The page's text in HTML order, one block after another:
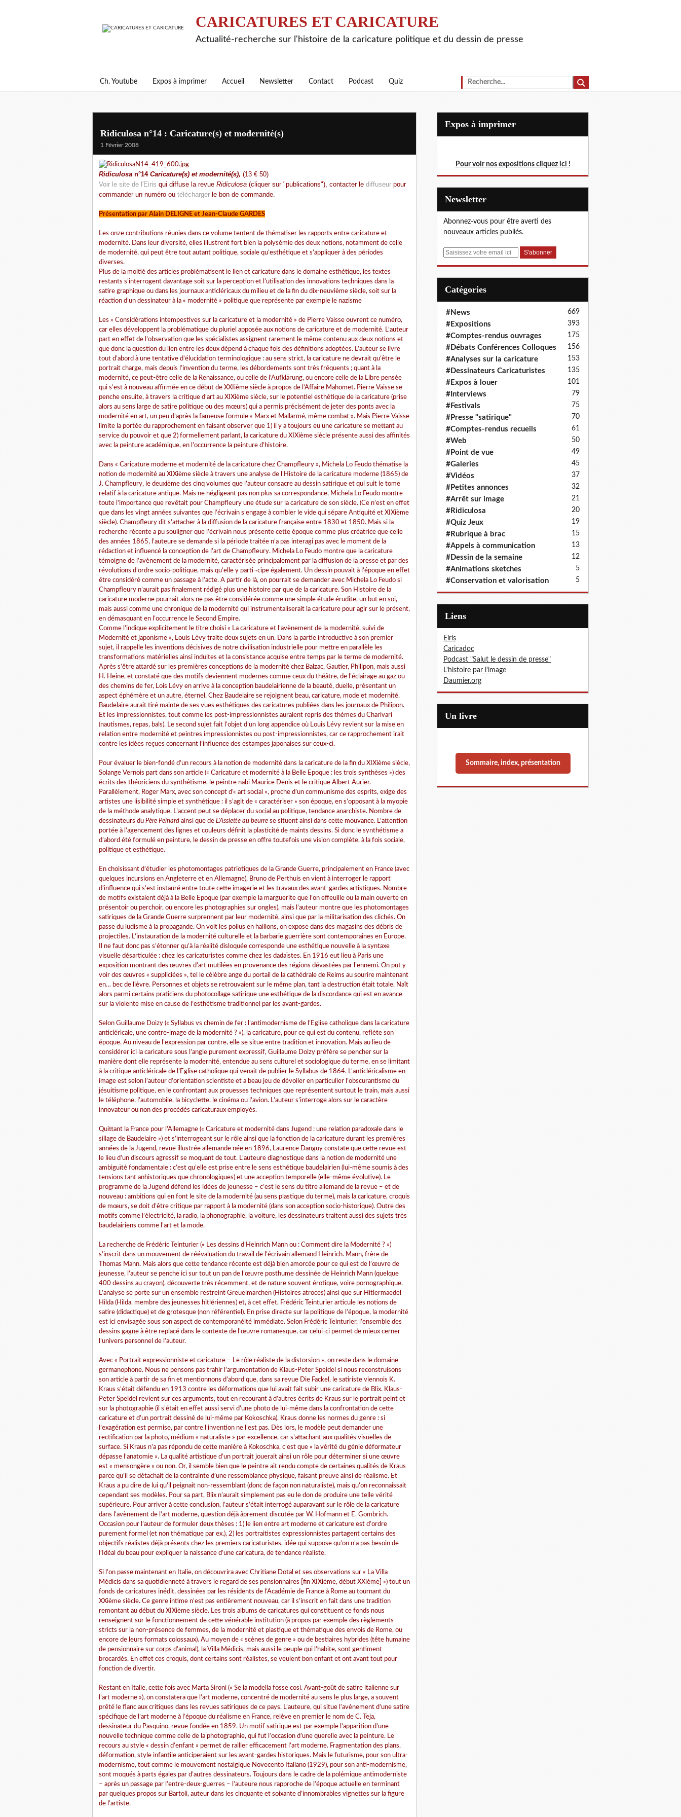
CARICATURES ET CARICATURE
Actualité-recherche sur l'histoire de la caricature politique et du dessin de presse
Ch. Youtube Expos à imprimer Accueil Newsletter Contact Podcast Quiz
Ridiculosa n°14 : Caricature(s) et modernité(s)
1 Février 2008
Ridiculosa n°14 Caricature(s) et modernité(s), (13 € 50)
Voir le site de l'Eiris qui diffuse la revue Ridiculosa (cliquer sur "publications"), contacter le diffuseur pour
commander un numéro ou télécharger le bon de commande.
Présentation par Alain DELIGNE et Jean-Claude GARDES
Les onze contributions réunies dans ce volume tentent de thématiser les rapports entre caricature et
modernité. Dans leur diversité, elles illustrent fort bien la polysémie des deux notions, notamment de celle
de modernité, qui peut être tout autant politique, sociale qu’esthétique et s’appliquer à des périodes
diverses.
Plus de la moitié des articles problématisent le lien et caricature dans le domaine esthétique, les textes
restants s’interrogent davantage soit sur la perception et l’utilisation des innovations techniques dans la
satire graphique ou dans les journaux anticléricaux du milieu et de la fin du dix-neuvième siècle, soit sur la
réaction d’un dessinateur à la « modernité » politique que représente par exemple le nazisme
Les « Considérations intempestives sur la caricature et la modernité » de Pierre Vaisse ouvrent ce numéro,
car elles développent la problématique du pluriel apposée aux notions de caricature et de modernité. L’auteur
part en effet de l’observation que les spécialistes assignent rarement le même contenu aux deux notions et
que donc la question du lien entre les deux dépend à chaque fois des définitions adoptées. L’auteur se livre
tout d’abord à une tentative d’élucidation terminologique : au sens strict, la caricature ne devrait qu’être le
portrait charge, mais depuis l’invention du terme, les débordements sont très fréquents ; quant à la
modernité, ce peut-être celle de la Renaissance, ou celle de l’Aufklärung, ou encore celle de la Libre pensée
qui s’est à nouveau affirmée en ce début de XXIième siècle à propos de l’Affaire Mahomet. Pierre Vaisse se
penche ensuite, à travers la critique d’art au XIXième siècle, sur le potentiel esthétique de la caricature (prise
alors au sens large de satire politique ou des mœurs) qui a permis précisément de jeter des ponts avec la
modernité en art, un peu d’après la fameuse formule « Marx et Mallarmé, même combat ». Mais Pierre Vaisse
limite la portée du rapprochement en faisant observer que 1) il y a toujours eu une caricature se mettant au
service du pouvoir et que 2) formellement parlant, la caricature du XIXième siècle présente aussi des affinités
avec la peinture académique, en l’occurrence la peinture d’histoire.
Dans « Caricature moderne et modernité de la caricature chez Champfleury », Michela Lo Feudo thématise la
notion de modernité au XIXième siècle à travers une analyse de l’Histoire de la caricature moderne (1865) de
J. Champfleury, le deuxième des cinq volumes que l’auteur consacre au dessin satirique et qui suit le tome
relatif à la caricature antique. Mais ne négligeant pas non plus sa correspondance, Michela Lo Feudo montre
toute l’importance que revêtait pour Champfleury une étude sur la caricature de son siècle. (Ce n’est en effet
que dans les vingt années suivantes que l’écrivain s’engage à combler le vide qui sépare Antiquité et XIXième
siècle). Champfleury dit s’attacher à la diffusion de la caricature française entre 1830 et 1850. Mais si la
recherche récente a pu souligner que l’écrivain nous présente cette époque comme plus créatrice que celle
des années 1865, l’auteure se demande si la période traitée n’a pas interagi pas avec le moment de la
rédaction et influencé la conception de l’art de Champfleury. Michela Lo Feudo montre que la caricature
témoigne de l’avènement de la modernité, caractérisée principalement par la diffusion de la presse et par des
révolutions d’ordre socio-politique, mais qu’elle y parti¬cipe également. Un dessin pouvait à l’époque en effet
être considéré comme un passage à l’acte. A partir de là, on pourrait se demander avec Michela Lo Feudo si
Champfleury n’aurait pas finalement rédigé plus une histoire par que de la caricature. Son Histoire de la
caricature moderne pourrait alors ne pas être considérée comme une simple étude érudite, un but en soi,
mais aussi comme une chronique de la modernité qui instrumentaliserait la caricature pour agir sur le présent,
en démasquant en l’occurrence le Second Empire.
Comme l’indique explicitement le titre choisi « La caricature et l’avènement de la modernité, suivi de
Modernité et japonisme », Louis Lévy traite deux sujets en un. Dans la partie introductive à son premier
sujet, il rappelle les inventions décisives de notre civilisation industrielle pour mettre en parallèle les
transformations matérielles ainsi induites et la consistance acquise entre temps par le terme de modernité.
Après s’être attardé sur les premières conceptions de la modernité chez Balzac, Gautier, Philipon, mais aussi
H. Heine, et constaté que des motifs deviennent modernes comme ceux du théâtre, de l’éclairage au gaz ou
des chemins de fer, Lois Lévy en arrive à la conception baudelairienne de la beauté, duelle, présentant un
aspect éphémère et un autre, éternel. Chez Baudelaire se rejoignent beau, caricature, mode et modernité.
Baudelaire aurait tiré mainte de ses vues esthétiques des caricatures publiées dans les journaux de Philipon.
Et les impressionnistes, tout comme les post-impressionnistes auraient repris des thèmes du Charivari
(nautismes, repas, bals). Le second sujet fait l’objet d’un long appendice où Louis Lévy revient sur la mise en
relation entre modernité et peintres impressionnistes ou post-impressionnistes, car ce rapprochement irait
contre les idées reçues concernant l’influence des estampes japonaises sur ceux-ci.
Pour évaluer le bien-fondé d’un recours à la notion de modernité dans la caricature de la fin du XIXième siècle,
Solange Vernois part dans son article (« Caricature et modernité à la Belle Epoque : les trois synthèses ») des
écrits des théoriciens du synthétisme, le peintre nabi Maurice Denis et le critique Albert Aurier.
Parallèlement, Roger Marx, avec son concept d’« art social », proche d’un communisme des esprits, exige des
artistes une lisibilité simple et synthétique : il s’agit de « caractériser » son époque, en s’opposant à la myopie
de la méthode analytique. L’accent peut se déplacer du social au politique, tendance anarchiste. Nombre de
dessinateurs du Père Peinard ainsi que de L’Assiette au beurre se situent ainsi dans cette mouvance. L’attention
portée à l’agencement des lignes et couleurs définit la plasticité de maints dessins. Si donc le synthétisme a
d’abord été formulé en peinture, le dessin de presse en offre toutefois une vision complète, à la fois sociale,
politique et esthétique.
En choisissant d’étudier les photomontages patriotiques de la Grande Guerre, principalement en France (avec
quelques incursions en Angleterre et en Allemagne), Bruno de Perthuis en vient à interroger le rapport
d’influence qui s’est instauré entre toute cette imagerie et les travaux des avant-gardes artistiques. Nombre
de motifs existaient déjà à la Belle Epoque (par exemple la marguerite que l’on effeuille ou la main ouverte en
présentoir ou perchoir, ou encore les photographies sur ongles), mais l’auteur montre que les photomontages
satiriques de la Grande Guerre surprennent par leur modernité, ainsi que par la militarisation des clichés. On
passe du ludisme à la propagande. On voit les poilus en haillons, on expose dans des magasins des débris de
projectiles. L’instauration de la modernité culturelle et la barbarie guerrière sont contemporaines en Europe.
Il ne faut donc pas s’étonner qu’à la réalité disloquée corresponde une esthétique nouvelle à la syntaxe
visuelle désarticulée : chez les caricaturistes comme chez les dadaïstes. En 1916 eut lieu à Paris une
exposition montrant des œuvres d’art mutilées en provenance des régions dévastées par l’ennemi. On put y
voir des œuvres « suppliciées », tel le célèbre ange du portail de la cathédrale de Reims au sourire maintenant
en… bec de lièvre. Personnes et objets se retrouvaient sur le même plan, tant la destruction était totale. Naît
alors parmi certains praticiens du photocollage satirique une esthétique de la discordance qui est en avance
sur la violente mise en cause de l’esthétisme traditionnel par les avant-gardes.
Selon Guillaume Doizy (« Syllabus vs chemin de fer : l’antimodernisme de l’Eglise catholique dans la caricature
anticléricale, une contre-image de la modernité ? »), la caricature, pour ce qui est du contenu, reflète son
époque. Au niveau de l’expression par contre, elle se situe entre tradition et innovation. Mais au lieu de
considérer ici la caricature sous l’angle purement expressif, Guillaume Doizy préfère se pencher sur la
manière dont elle représente la modernité, entendue au sens culturel et sociologique du terme, en se limitant
à la critique anticléricale de l’Eglise catholique qui venait de publier le Syllabus de 1864. L’anticléricalisme en
image est selon l’auteur d’orientation scientiste et a beau jeu de dévoiler en particulier l’obscurantisme du
jésuitisme politique, en le confrontant aux prouesses techniques que représentent surtout le train, mais aussi
le téléphone, l’automobile, la bicyclette, le cinéma ou l’avion. L’auteur s’interroge alors sur le caractère
innovateur ou non des procédés caricaturaux employés.
Quittant la France pour l’Allemagne (« Caricature et modernité dans Jugend : une relation paradoxale dans le
sillage de Baudelaire ») et s’interrogeant sur le rôle ainsi que la fonction de la caricature durant les premières
années de la Jugend, revue illustrée allemande née en 1896, Laurence Danguy constate que cette revue est
le lieu d’un discours agressif se moquant de tout. L’auteure diagnostique dans la notion de modernité une
ambiguïté fondamentale : c’est qu’elle est prise entre le sens esthétique baudelairien (lui-même soumis à des
tensions tant anhistoriques que chronologiques) et une acception temporelle (elle-même évolutive). Le
programme de la Jugend défend les idées de jeunesse – c’est le sens du titre allemand de la revue – et de
nouveau : ambitions qui en font le site de la modernité (au sens plastique du terme), mais la caricature, croquis
de mœurs, se doit d’être critique par rapport à la modernité (dans son acception socio-historique). Outre des
motifs comme l’électricité, la radio, la phonographie, la voiture, les dessinateurs traitent aussi des sujets très
baudelairiens comme l’art et la mode.
La recherche de Frédéric Teinturier (« Les dessins d’Heinrich Mann ou : Comment dire la Modernité ? »)
s’inscrit dans un mouvement de réévaluation du travail de l’écrivain allemand Heinrich. Mann, frère de
Thomas Mann. Mais alors que cette tendance récente est déjà bien amorcée pour ce qui est de l’œuvre de
jeunesse, l’auteur se penche ici sur tout un pan de l’œuvre posthume dessinée de Heinrich Mann (quelque
400 dessins au crayon), découverte très récemment, et de nature souvent érotique, voire pornographique.
L’analyse se porte sur un ensemble restreint Greuelmärchen (Histoires atroces) ainsi que sur Hitlermaedel
Hilda (Hilda, membre des jeunesses hitlériennes) et, à cet effet, Frédéric Teinturier articule les notions de
satire (didactique) et de grotesque (non référentiel). En prise directe sur la politique de l’époque, la modernité
est ici envisagée sous son aspect de contemporanéité immédiate. Selon Frédéric Teinturier, l’ensemble des
dessins gagne à être replacé dans le contexte de l’œuvre romanesque, car celui-ci permet de mieux cerner
l’univers personnel de l’auteur.
Avec « Portrait expressionniste et caricature – Le rôle réaliste de la distorsion », on reste dans le domaine
germanophone. Nous ne pensons pas trahir l’argumentation de Klaus-Peter Speidel si nous reconstruisons
son article à partir de sa fin et mentionnons d’abord que, dans sa revue Die Fackel, le satiriste viennois K.
Kraus s’était défendu en 1913 contre les déformations que lui avait fait subir une caricature de Blix. Klaus-
Peter Speidel revient sur ces arguments, tout en recourant à d’autres écrits de Kraus sur le portrait peint et
sur la photographie (il s’était en effet aussi servi d’une photo de lui-même dans la confrontation de cette
caricature et d’un portrait dessiné de lui-même par Kokoschka). Kraus donne les normes du genre : si
l’exagération est permise, par contre l’invention ne l’est pas. Dès lors, le modèle peut demander une
rectification par la photo, médium « naturaliste » par excellence, car s’attachant aux qualités visuelles de
surface. Si Kraus n’a pas répondu de cette manière à Kokoschka, c’est que « la vérité du génie déformateur
dépasse l’anatomie ». La qualité artistique d’un portrait jouerait ainsi un rôle pour déterminer si une œuvre
est « mensongère » ou non. Or, il semble bien que le peintre ait rendu compte de certaines qualités de Kraus
parce qu’il se détachait de la contrainte d’une ressemblance physique, faisant preuve ainsi de réalisme. Et
Kraus a pu dire de lui qu’il peignait non-ressemblant (donc de façon non naturaliste), mais qu’on reconnaissait
cependant ses modèles. Pour sa part, Blix n’aurait simplement pas eu le don de produire une telle vérité
supérieure. Pour arriver à cette conclusion, l’auteur s’était interrogé auparavant sur le rôle de la caricature
dans l’avènement de l’art moderne, question déjà âprement discutée par W. Hofmann et E. Gombrich.
Occasion pour l’auteur de formuler deux thèses : 1) le lien entre art moderne et caricature est d’ordre
purement formel (et non thématique par ex.), 2) les portraitistes expressionnistes partagent certains des
objectifs réalistes déjà présents chez les premiers caricaturistes, idée qui suppose qu’on n’a pas besoin de
l’Idéal du beau pour expliquer la naissance d’une caricatura, de tendance réaliste.
Si l’on passe maintenant en Italie, on découvrira avec Chritiane Dotal et ses observations sur « La Villa
Médicis dans sa quotidienneté à travers le regard de ses pensionnaires [fin XIXième, début XXième] ») tout un
fonds de caricatures inédit, dessinées par les résidents de l’Académie de France à Rome au tournant du
XXième siècle. Ce genre intime n’est pas entièrement nouveau, car il s’inscrit en fait dans une tradition
remontant au début du XIXième siècle. Les trois albums de caricatures qui constituent ce fonds nous
renseignent sur le fonctionnement de cette vénérable institution (à propos par exemple des règlements
stricts sur la non-présence de femmes, de la modernité et plastique et thématique des envois de Rome, ou
encore de leurs formats colossaux). Au moyen de « scènes de genre » ou de bestiaires hybrides (tête humaine
de pensionnaire sur corps d’animal), la Villa Médicis, mais aussi le peuple qui l’habite, sont gentiment
brocardés. En effet ces croquis, dont certains sont réalistes, se veulent bon enfant et ont avant tout pour
fonction de divertir.
Restant en Italie, cette fois avec Marta Sironi (« Se la modella fosse così. Avant-goût de satire italienne sur
l’art moderne »), on constatera que l’art moderne, concentré de modernité au sens le plus large, a souvent
prêté le flanc aux critiques dans les revues satiriques de ce pays. L’auteure, qui situe l’avènement d’une satire
spécifique de l’art moderne à l’époque du réalisme en France, relève en premier le nom de C. Teja,
dessinateur du Pasquino, revue fondée en 1859. Un motif satirique est par exemple l’apparition d’une
nouvelle technique comme celle de la photographie, qui fut l’occasion d’une querelle avec la peinture. Le
recours au style « dessin d’enfant » permet de railler efficacement l’art moderne. Fragmentation des plans,
déformation, style infantile anticiperaient sur les avant-gardes historiques. Mais le futurisme, pour son ultra-
modernisme, tout comme le mouvement nostalgique Novecento Italiano (1929), pour son anti-modernisme,
sont moqués à parts égales par d’autres dessinateurs. Toujours dans le cadre de la polémique antimoderniste
– après un passage par l’entre-deux-guerres – l’auteure nous rapproche de l’époque actuelle en terminant
par quelques propos sur Bartoli, auteur dans les cinquante et soixante d’innombrables vignettes sur la figure
de l’artiste.
Expos à imprimer
Pour voir nos expositions cliquez ici !
Newsletter
Abonnez-vous pour être averti des
nouveaux articles publiés.
E
Catégories
#News 669
#Expositions 393
#Comptes-rendus ouvrages 175
#Débats Conférences Colloques 156
#Analyses sur la caricature 153
#Dessinateurs Caricaturistes 135
#Expos à louer 101
#Interviews 79
#Festivals 75
#Presse "satirique" 70
#Comptes-rendus recueils 61
#Web 50
#Point de vue 49
#Galeries 45
#Vidéos 37
#Petites annonces 32
#Arrêt sur image 21
#Ridiculosa 20
#Quiz Jeux 19
#Rubrique à brac 15
#Appels à communication 13
#Dessin de la semaine 12
#Animations sketches 5
#Conservation et valorisation 5
Liens
Eiris
Caricadoc
Podcast "Salut le dessin de presse"
L'histoire par l'image
Daumier.org
Un livre
Sommaire, index, présentation